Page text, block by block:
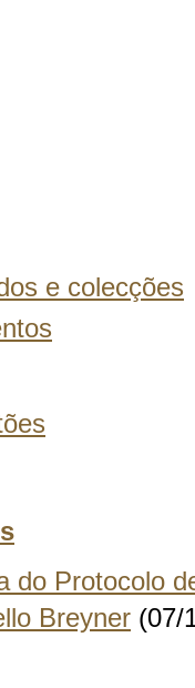
e colecções
do Protocolo
Breyner (07/